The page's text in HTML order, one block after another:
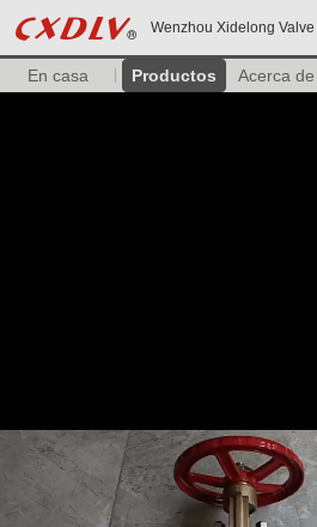
Wenzhou Xidelong Valve
En casa Productos Acerca